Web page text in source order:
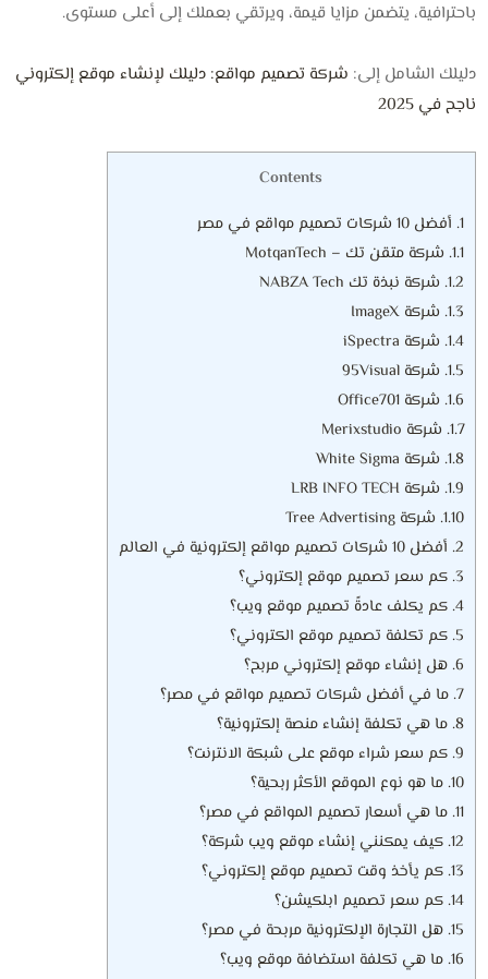
باحترافية، يتضمن مزايا قيمة، ويرتقي بعملك إلى أعلى مستوى.
دليلك الشامل إلى: شركة تصميم مواقع: دليلك لإنشاء موقع إلكتروني
ناجح في 2025
Contents
1. أفضل 10 شركات تصميم مواقع في مصر
1.1. شركة متقن تك – MotqanTech
1.2. شركة نبذة تك NABZA Tech
1.3. شركة ImageX
1.4. شركة iSpectra
1.5. شركة 95Visual
1.6. شركة Office701
1.7. شركة Merixstudio
1.8. شركة White Sigma
1.9. شركة LRB INFO TECH
1.10. شركة Tree Advertising
2. أفضل 10 شركات تصميم مواقع إلكترونية في العالم
3. كم سعر تصميم موقع إلكتروني؟
4. كم يكلف عادةً تصميم موقع ويب؟
5. كم تكلفة تصميم موقع الكتروني؟
6. هل إنشاء موقع إلكتروني مربح؟
7. ما في أفضل شركات تصميم مواقع في مصر؟
8. ما هي تكلفة إنشاء منصة إلكترونية؟
9. كم سعر شراء موقع على شبكة الانترنت؟
10. ما هو نوع الموقع الأكثر ربحية؟
11. ما هي أسعار تصميم المواقع في مصر؟
12. كيف يمكنني إنشاء موقع ويب شركة؟
13. كم يأخذ وقت تصميم موقع إلكتروني؟
14. كم سعر تصميم ابلكيشن؟
15. هل التجارة الإلكترونية مربحة في مصر؟
16. ما هي تكلفة استضافة موقع ويب؟